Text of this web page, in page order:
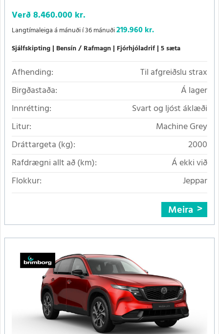
Verð8.460.000 kr.
Langtímaleiga á mánuði í 36 mánuði219.960 kr.
Sjálfskipting Bensín / Rafmagn Fjórhjóladrif 5 sæta
Afhending:
Til afgreiðslu strax
Birgðastaða:
Á lager
Innrétting:
Svart og ljóst áklæði
Litur:
Machine Grey
Dráttargeta (kg):
2000
Rafdrægni allt að (km):
Á ekki við
Flokkur:
Jeppar
Meira